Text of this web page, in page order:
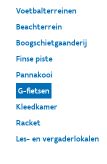
Voetbalterreinen
Beachterrein
Boogschietgaanderij
Finse piste
Pannakooi
G-fietsen
Kleedkamer
Racket
Les- en vergaderlokalen